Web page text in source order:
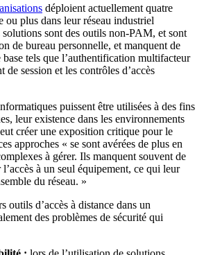
déploient actuellement quatre
ou plus dans leur réseau industriel
sont des outils non-PAM, et sont
de bureau personnelle, et manquent de
tels que l’authentification multifacteur
session et les contrôles d’accès
puissent être utilisées à des fins
leur existence dans les environnements
créer une exposition critique pour le
approches « se sont avérées de plus en
à gérer. Ils manquent souvent de
à un seul équipement, ce qui leur
du réseau. »
outils d’accès à distance dans un
des problèmes de sécurité qui